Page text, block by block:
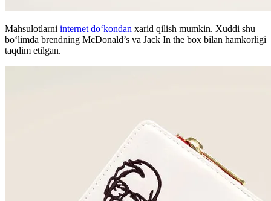
Mahsulotlarni internet doʻkondan xarid qilish mumkin. Xuddi shu
bo‘limda brendning McDonald’s va Jack In the box bilan hamkorligi
taqdim etilgan.